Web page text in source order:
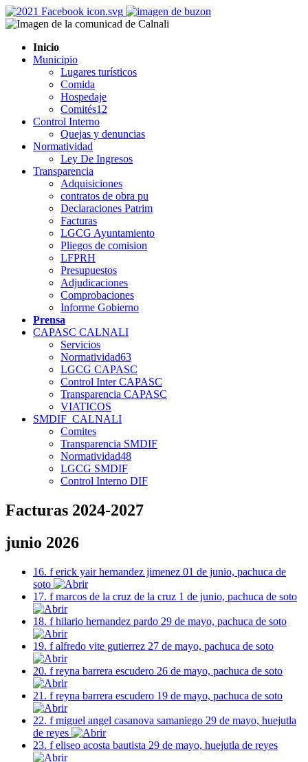
Inicio
Municipio
Lugares turísticos
Comida
Hospedaje
Comités12
Control Interno
Quejas y denuncias
Normatividad
Ley De Ingresos
Transparencia
Adquisiciones
contratos de obra pu
Declaraciones Patrim
Facturas
LGCG Ayuntamiento
Pliegos de comision
LFPRH
Presupuestos
Adjudicaciones
Comprobaciones
Informe Gobierno
Prensa
CAPASC CALNALI
Servicios
Normatividad63
LGCG CAPASC
Control Inter CAPASC
Transparencia CAPASC
VIATICOS
SMDIF_CALNALI
Comites
Transparencia SMDIF
Normatividad48
LGCG SMDIF
Control Interno DIF
Facturas 2024-2027
junio 2026
16. f erick yair hernandez jimenez 01 de junio, pachuca de
soto
17. f marcos de la cruz de la cruz 1 de junio, pachuca de soto
18. f hilario hernandez pardo 29 de mayo, pachuca de soto
19. f alfredo vite gutierrez 27 de mayo, pachuca de soto
20. f reyna barrera escudero 26 de mayo, pachuca de soto
21. f reyna barrera escudero 19 de mayo, pachuca de soto
22. f miguel angel casanova samaniego 29 de mayo, huejutla
de reyes
23. f eliseo acosta bautista 29 de mayo, huejutla de reyes